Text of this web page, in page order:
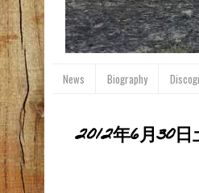
News Biography
2012年6月30